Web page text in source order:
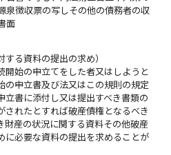
泉徴収票の写しその他の債務者の収
面
する資料の提出の求め）
開始の申立てをした者又はしようと
の申立書及び法又はこの規則の規定
立書に添付し又は提出すべき書類の
されたとすれば破産債権となるべき
財産の状況に関する資料その他破産
に必要な資料の提出を求めることが